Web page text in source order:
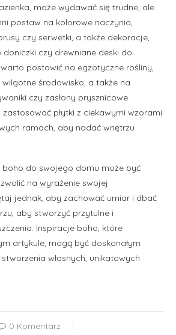
może wydawać się trudne, ale
postaw na kolorowe naczynia,
czy serwetki, a także dekoracje,
czy drewniane deski do
warto postawić na egzotyczne rośliny,
środowisko, a także na
czy zasłony prysznicowe.
płytki z ciekawymi wzorami
ramach, aby nadać wnętrzu
do swojego domu może być
na wyrażenie swojej
jednak, aby zachować umiar i dbać
aby stworzyć przytulne i
Inspiracje boho, które
artykule, mogą być doskonałym
własnych, unikatowych
0 Komentarz